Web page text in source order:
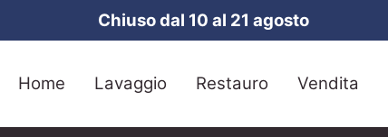
Chiuso dal 10 al 21 agosto
Home Lavaggio Restauro Vendita